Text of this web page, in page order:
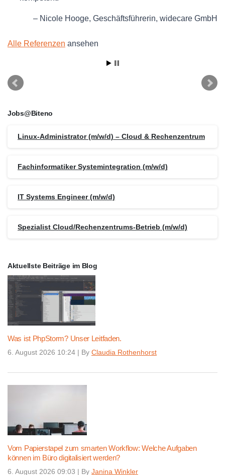
Nicole Hooge Geschäftsführerin widecare GmbH
Alle Referenzen ansehen
Jobs@Biteno
Linux-Administrator (m/w/d) – Cloud & Rechenzentrum
Fachinformatiker Systemintegration (m/w/d)
IT Systems Engineer (m/w/d)
Spezialist Cloud/Rechenzentrums-Betrieb (m/w/d)
Aktuellste Beiträge im Blog
Was ist PhpStorm? Unser Leitfaden.
6. August 2026 10:24 | By Claudia Rothenhorst
Vom Papierstapel zum smarten Workflow: Welche Aufgaben
können im Büro digitalisiert werden?
6. August 2026 09:03 | By Janina Winkler